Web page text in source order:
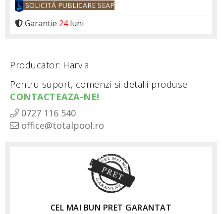
SOLICITĂ PUBLICARE SEAP
Garantie 24luni
Producator: Harvia
Pentru suport, comenzi si detalii produse
CONTACTEAZA-NE!
0727 116 540
office@totalpool.ro
CEL MAI BUN PRET GARANTAT